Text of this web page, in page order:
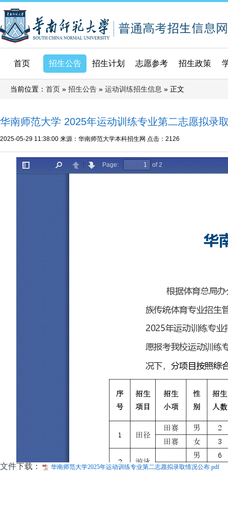
首页 招生公告 招生计划 志愿参考 招生政策
当前位置： 首页 » 招生公告 » 运动训练招生信息 » 正文
华南师范大学 2025年运动训练专业第二志愿拟录
2025-05-29 11:38:00 来源：华南师范大学本科招生网 点击： 2126
文件下载： 华南师范大学2025年运动训练专业第二志愿拟录取情况公布.pdf